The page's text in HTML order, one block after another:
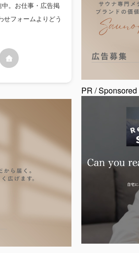
中。お仕事・広告掲
せフォームよりどう
PR / Sponsored